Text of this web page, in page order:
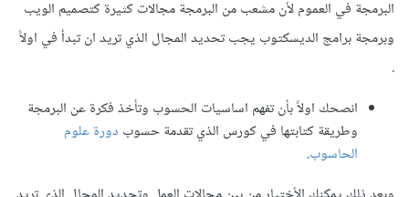
البرمجة في العموم لأن مشعب من البرمجة مجالات كثيرة كتصميم الويب
وبرمجة برامج الديسكتوب يجب تحديد المجال الذي تريد ان تبدأ في اولاً
انصحك اولاً بأن تفهم اساسيات الحسوب وتأخذ فكرة عن البرمجة
وطريقة كتابتها في كورس الذي تقدمة حسوب دورة علوم
الحاسوب.